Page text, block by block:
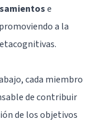
e
a la
.
cada miembro
de contribuir
de los objetivos